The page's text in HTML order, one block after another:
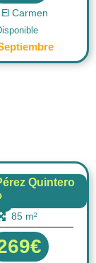
El Carmen
Quintero
85 m²